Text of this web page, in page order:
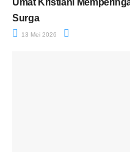
Umat Kristiani
Surga
13 Mei 2026